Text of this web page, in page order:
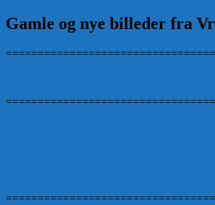
Gamle og nye billeder fra